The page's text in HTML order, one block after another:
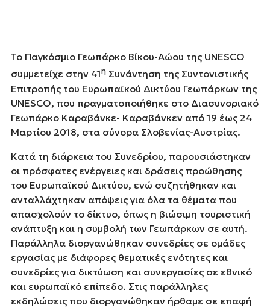
Το Παγκόσμιο Γεωπάρκο Βίκου-Αώου της UNESCO
συμμετείχε στην 41η Συνάντηση της Συντονιστικής
Επιτροπής του Ευρωπαϊκού Δικτύου Γεωπάρκων της
UNESCO, που πραγματοποιήθηκε στο Διασυνοριακό
Γεωπάρκο Καραβάνκε- Καραβάνκεν από 19 έως 24
Μαρτίου 2018, στα σύνορα Σλοβενίας-Αυστρίας.
Κατά τη διάρκεια του Συνεδρίου, παρουσιάστηκαν
οι πρόσφατες ενέργειες και δράσεις προώθησης
του Ευρωπαϊκού Δικτύου, ενώ συζητήθηκαν και
ανταλλάχτηκαν απόψεις για όλα τα θέματα που
απασχολούν το δίκτυο, όπως η βιώσιμη τουριστική
ανάπτυξη και η συμβολή των Γεωπάρκων σε αυτή.
Παράλληλα διοργανώθηκαν συνεδρίες σε ομάδες
εργασίας με διάφορες θεματικές ενότητες και
συνεδρίες για δικτύωση και συνεργασίες σε εθνικό
και ευρωπαϊκό επίπεδο. Στις παράλληλες
εκδηλώσεις που διοργανώθηκαν ήρθαμε σε επαφή